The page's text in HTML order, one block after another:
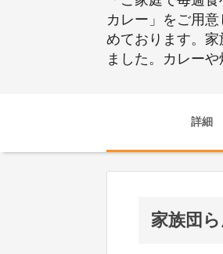
カレー」をご用
めております。
ました。カレー
詳細
家族団